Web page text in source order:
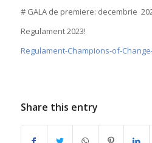
# GALA de premiere: decembrie
Regulament 2023!
Regulament-Champions-of-
Share this entry